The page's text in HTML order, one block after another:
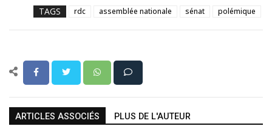
TAGS rdc assemblée nationale sénat polémique
ARTICLES ASSOCIÉS PLUS DE L'AUTEUR